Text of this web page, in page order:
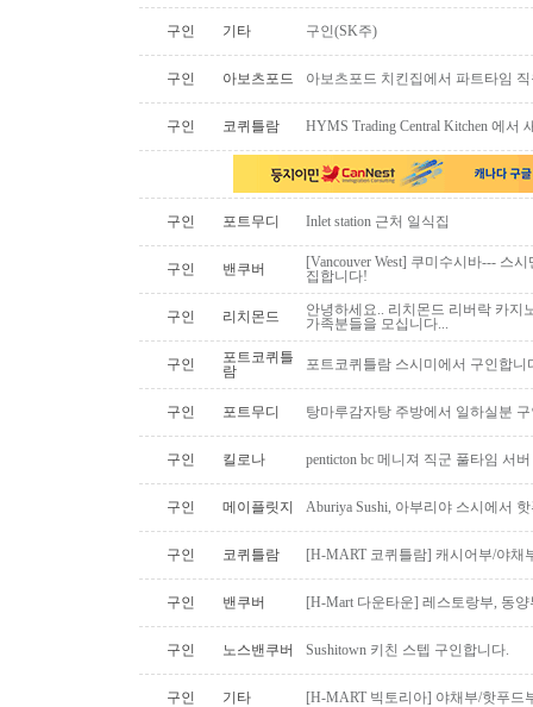
구인 기타 구인(SK주)
구인 아보츠포드 아보츠포드 치킨집에서 파트타임
구인 코퀴틀람 HYMS Trading Central Kitchen 에
구인 포트무디 Inlet station 근처 일식집
구인 밴쿠버
[Vancouver West] 쿠미수시바--- 스
집합니다!
구인 리치몬드
안녕하세요.. 리치몬드 리버락 카지
가족분들을 모십니다...
구인
포트코퀴틀
람
포트코퀴틀람 스시미에서 구인합니
구인 포트무디 탕마루감자탕 주방에서 일하실분
구인 킬로나 penticton bc 메니져 직군 풀타임 서
구인 메이플릿지 Aburiya Sushi, 아부리야 스시에서
구인 코퀴틀람 [H-MART 코퀴틀람] 캐시어부/야채
구인 밴쿠버 [H-Mart 다운타운] 레스토랑부, 동
구인 노스밴쿠버 Sushitown 키친 스텝 구인합니다.
구인 기타 [H-MART 빅토리아] 야채부/핫푸드